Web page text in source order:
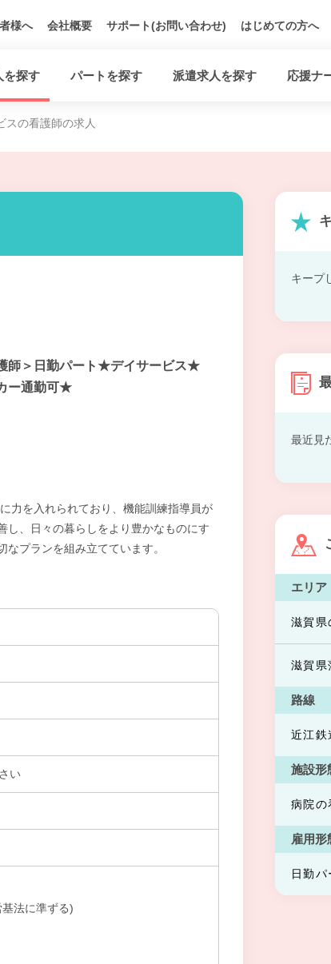
様へ 会社概要 サポート(お問い合わせ) はじめての方へ
を探す パートを探す 派遣求人を探す 応援ナ
スの看護師の求人
師＞日勤パート★デイサービス★
ー通勤可★
力を入れられており、機能訓練指導員が
し、日々の暮らしをより豊かなものにす
プランを組み立てています。
い
法に準ずる)
キープ
最近見
エリア
滋賀県
滋賀県
路線
近江鉄
施設形
病院の
雇用形
日勤パ